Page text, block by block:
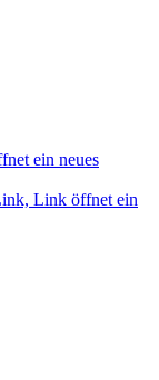
ein neues
Link öffnet ein